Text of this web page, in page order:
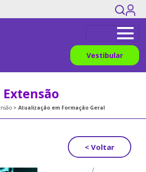
Vestibular
Atualização em Formação Geral
< Voltar